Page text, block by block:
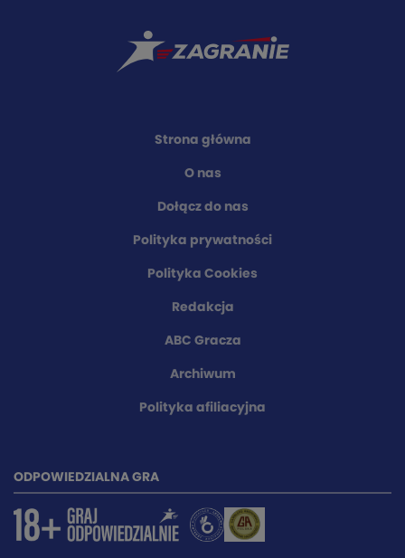
Strona główna
O nas
Dołącz do nas
Polityka prywatności
Polityka Cookies
Redakcja
ABC Gracza
Archiwum
Polityka afiliacyjna
ODPOWIEDZIALNA GRA